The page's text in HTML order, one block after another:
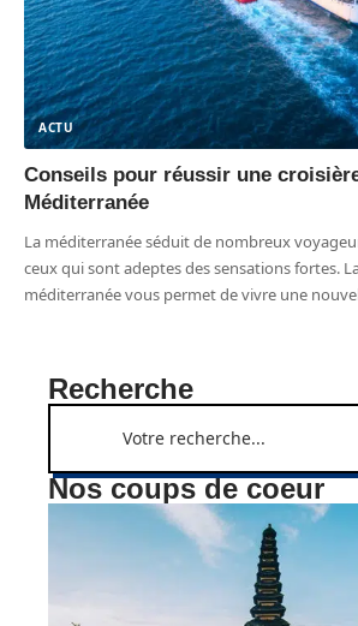
ACTU
Conseils pour réussir une
Méditerranée
La méditerranée séduit de nombreux
ceux qui sont adeptes des sensations fortes.
méditerranée vous permet de vivre une
Recherche
Nos coups de coeur